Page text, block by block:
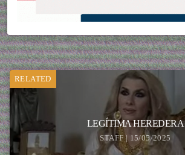
RELATED
LEGÍTIMA HEREDERA
STAFF | 15/05/2025